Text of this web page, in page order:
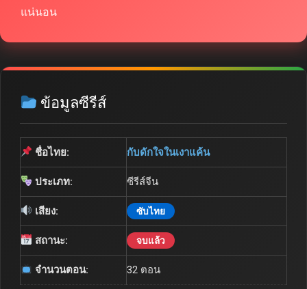
แน่นอน
ข้อมูลซีรีส์
ชื่อไทย: กับดักใจในเงาแค้น
ประเภท: ซีรีส์จีน
เสียง: ซับไทย
สถานะ: จบแล้ว
จำนวนตอน: 32 ตอน